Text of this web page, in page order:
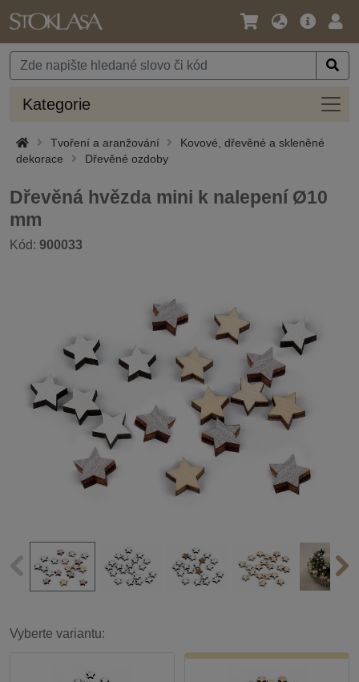
Jazyk
Měna
Hlavní
Kategorie
Tvoření a aranžování
Kovové, dřevěné a skleněné
dekorace
Dřevěné ozdoby
Dřevěná hvězda mini k nalepení Ø10
mm
Kód: 900033
Vyberte variantu: